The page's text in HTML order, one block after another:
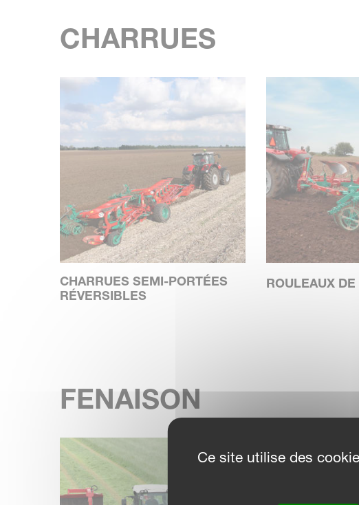
CHARRUES
CHARRUES SEMI-PORTÉES
RÉVERSIBLES
ROULEAUX DE
FENAISON
Ce site utilise des